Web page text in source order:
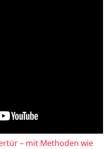
– mit Methoden wie